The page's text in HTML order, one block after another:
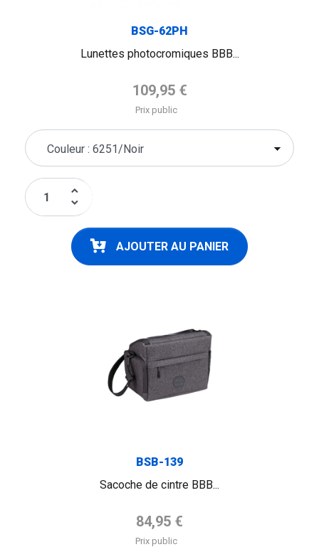
BSG-62PH
Lunettes photocromiques BBB...
Prix de base
109,95 €
Prix public
keyboard_arrow_up
keyboard_arrow_down
AJOUTER AU PANIER
BSB-139
Sacoche de cintre BBB...
Prix de base
84,95 €
Prix public